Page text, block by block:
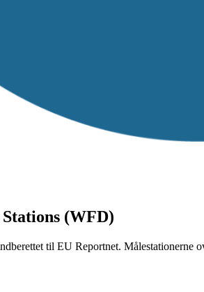
(WFD)
til EU Reportnet. Målestationerne